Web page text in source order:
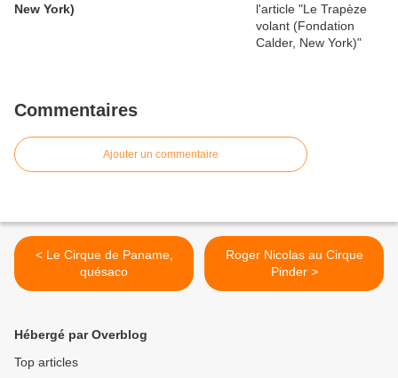
New York)
Commentaires
Ajouter un commentaire
< Le Cirque de Paname,
quésaco
Roger Nicolas au Cirque
Pinder >
Hébergé par Overblog
Top articles